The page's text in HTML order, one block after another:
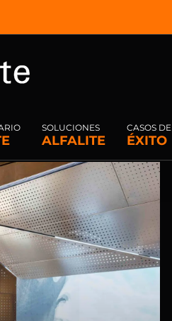
SOLUCIONES
ALFALITE
CASOS DE
ÉXITO